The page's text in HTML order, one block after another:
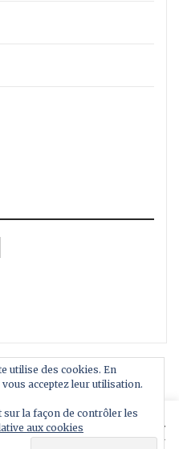
improve your experience.
utilise des cookies. En
acceptez leur utilisation.
la façon de contrôler les
aux cookies